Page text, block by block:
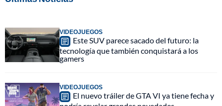
VIDEOJUEGOS
Este SUV parece sacado del futuro: la
tecnología que también conquistará a los
gamers
VIDEOJUEGOS
El nuevo tráiler de GTA VI ya tiene fecha y